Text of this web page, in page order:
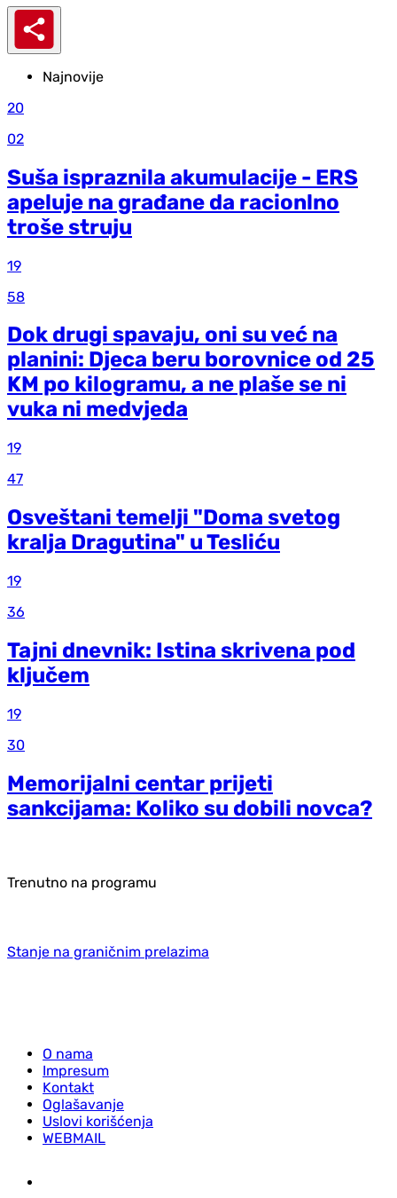
Najnovije
20
02
Suša ispraznila akumulacije - ERS
apeluje na građane da racionlno
troše struju
19
58
Dok drugi spavaju, oni su već na
planini: Djeca beru borovnice od 25
KM po kilogramu, a ne plaše se ni
vuka ni medvjeda
19
47
Osveštani temelji "Doma svetog
kralja Dragutina" u Tesliću
19
36
Tajni dnevnik: Istina skrivena pod
ključem
19
30
Memorijalni centar prijeti
sankcijama: Koliko su dobili novca?
Trenutno na programu
Stanje na graničnim prelazima
O nama
Impresum
Kontakt
Oglašavanje
Uslovi korišćenja
WEBMAIL